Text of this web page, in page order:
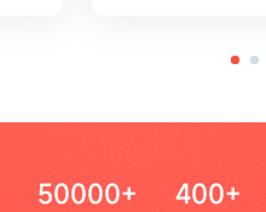
50000+ 400+